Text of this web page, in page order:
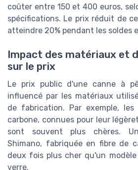
coûter entre 150 et 400 euros,
spécifications. Le prix réduit de
atteindre 20% pendant les soldes
Impact des matériaux et
sur le prix
Le prix public d'une canne à
influencé par les matériaux
de fabrication. Par exemple,
carbone, connues pour leur
sont souvent plus chères.
Shimano, fabriquée en fibre de
deux fois plus cher qu'un
verre.